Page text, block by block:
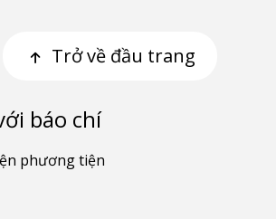
Trở về đầu trang
báo chí
phương tiện